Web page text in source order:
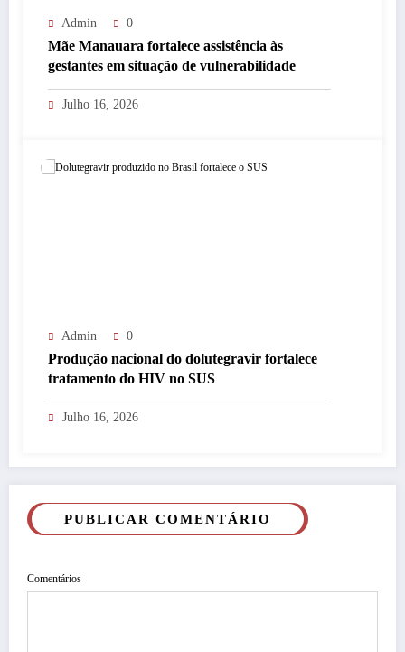
Admin 0
Mãe Manauara fortalece assistência às
gestantes em situação de vulnerabilidade
Julho 16, 2026
Admin 0
Produção nacional do dolutegravir fortalece
tratamento do HIV no SUS
Julho 16, 2026
PUBLICAR COMENTÁRIO
Comentários